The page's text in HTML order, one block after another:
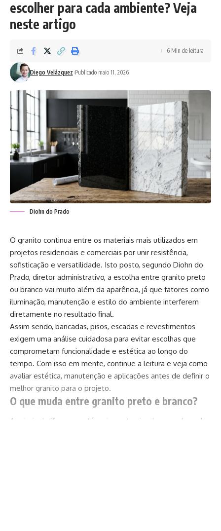
escolher para cada ambiente? Veja
neste artigo
Diego Velázquez Publicado maio 11, 2026
6 Min de leitura
Diohn do Prado
O granito continua entre os materiais mais utilizados em
projetos residenciais e comerciais por unir resistência,
sofisticação e versatilidade. Isto posto, segundo Diohn do
Prado, diretor administrativo, a escolha entre granito preto
ou branco vai muito além da aparência, já que fatores como
iluminação, manutenção e estilo do ambiente interferem
diretamente no resultado final.
Assim sendo, bancadas, pisos, escadas e revestimentos
exigem uma análise cuidadosa para evitar escolhas que
comprometam funcionalidade e estética ao longo do
tempo. Com isso em mente, continue a leitura e veja como
avaliar estética, manutenção e aplicações antes de definir o
melhor granito para o projeto.
O que muda entre granito preto e branco?
A principal diferença está no impacto visual que cada pedra